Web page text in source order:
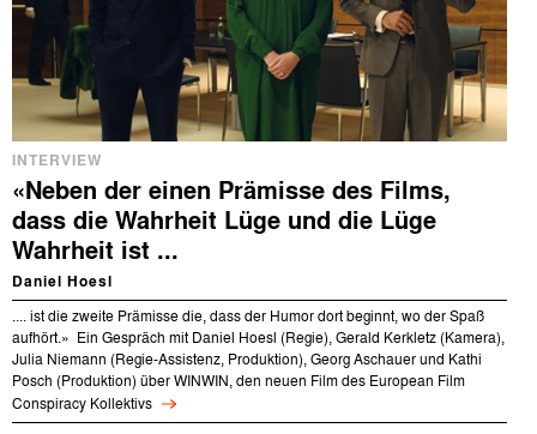
INTERVIEW
«Neben der einen Prämisse des Films,
dass die Wahrheit Lüge und die Lüge
Wahrheit ist ...
Daniel Hoesl
.... ist die zweite Prämisse die, dass der Humor dort beginnt, wo der Spaß
aufhört.» Ein Gespräch mit Daniel Hoesl (Regie), Gerald Kerkletz (Kamera),
Julia Niemann (Regie-Assistenz, Produktion), Georg Aschauer und Kathi
Posch (Produktion) über WINWIN, den neuen Film des European Film
Conspiracy Kollektivs